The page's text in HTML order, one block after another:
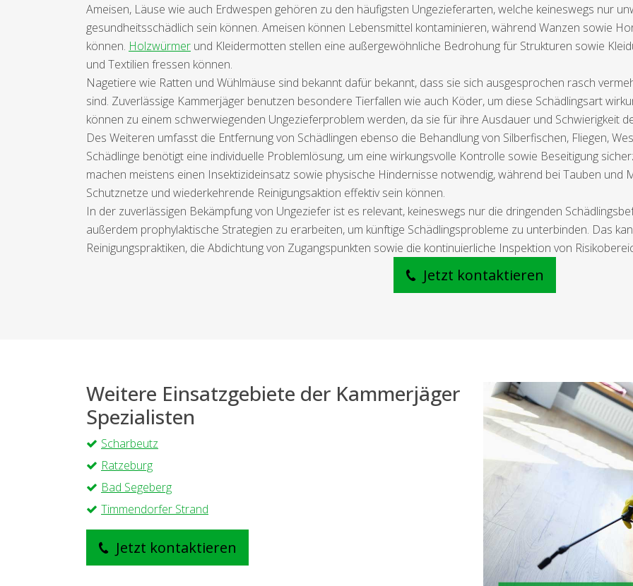
Ameisen, Läuse wie auch Erdwespen gehören zu den häufigsten Ungezieferarten, welche keineswegs nur
gesundheitsschädlich sein können. Ameisen können Lebensmittel kontaminieren, während Wanzen sowie
können. Holzwürmer und Kleidermotten stellen eine außergewöhnliche Bedrohung für Strukturen sowie
und Textilien fressen können.
Nagetiere wie Ratten und Wühlmäuse sind bekannt dafür bekannt, dass sie sich ausgesprochen rasch
sind. Zuverlässige Kammerjäger benutzen besondere Tierfallen wie auch Köder, um diese Schädlingsart
können zu einem schwerwiegenden Ungezieferproblem werden, da sie für ihre Ausdauer und Schwierigkeit
Des Weiteren umfasst die Entfernung von Schädlingen ebenso die Behandlung von Silberfischen, Fliegen,
Schädlinge benötigt eine individuelle Problemlösung, um eine wirkungsvolle Kontrolle sowie Beseitigung
machen meistens einen Insektizideinsatz sowie physische Hindernisse notwendig, während bei Tauben und
Schutznetze und wiederkehrende Reinigungsaktion effektiv sein können.
In der zuverlässigen Bekämpfung von Ungeziefer ist es relevant, keineswegs nur die dringenden
außerdem prophylaktische Strategien zu erarbeiten, um künftige Schädlingsprobleme zu unterbinden. Das
Reinigungspraktiken, die Abdichtung von Zugangspunkten sowie die kontinuierliche Inspektion von
Jetzt kontaktieren
Weitere Einsatzgebiete der Kammerjäger
Spezialisten
Scharbeutz
Ratzeburg
Bad Segeberg
Timmendorfer Strand
Jetzt kontaktieren